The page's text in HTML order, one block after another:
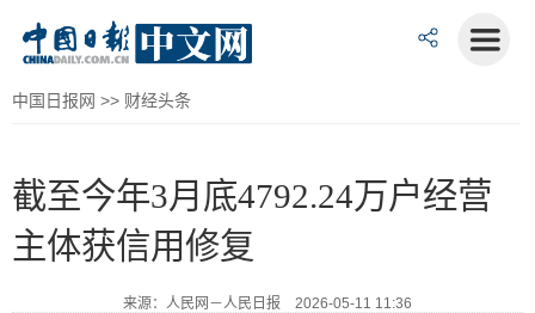
中国日报网 >> 财经头条
截至今年3月底4792.24万户经营
主体获信用修复
来源：人民网－人民日报 2026-05-11 11:36